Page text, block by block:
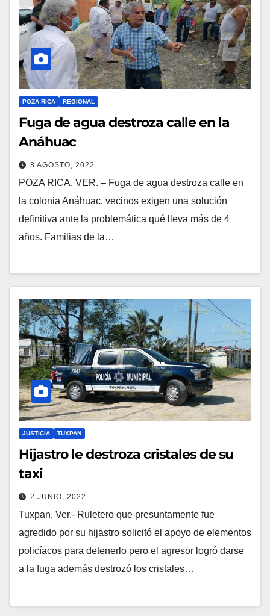
POZA RICA REGIONAL
Fuga de agua destroza calle en la
Anáhuac
8 AGOSTO, 2022
POZA RICA, VER. – Fuga de agua destroza calle en
la colonia Anáhuac, vecinos exigen una solución
definitiva ante la problemática qué lleva más de 4
años. Familias de la…
JUSTICIA TUXPAN
Hijastro le destroza cristales de su
taxi
2 JUNIO, 2022
Tuxpan, Ver.- Ruletero que presuntamente fue
agredido por su hijastro solicitó el apoyo de elementos
policíacos para detenerlo pero el agresor logró darse
a la fuga además destrozó los cristales…